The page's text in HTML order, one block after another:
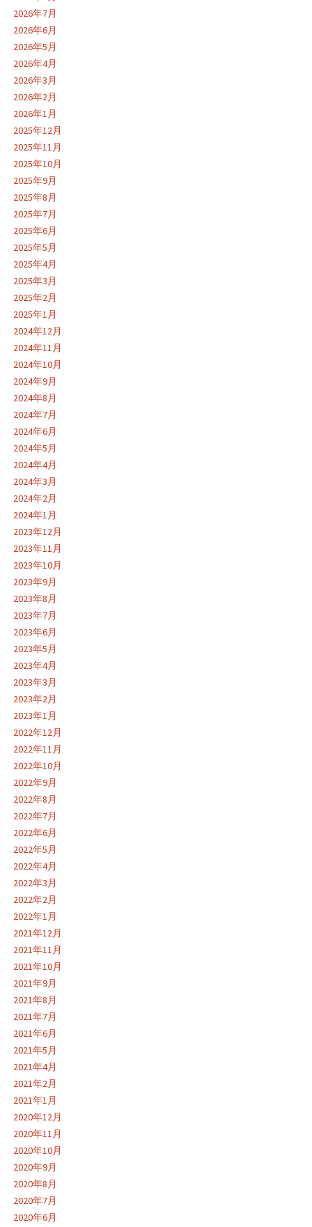
2026年7月
2026年6月
2026年5月
2026年4月
2026年3月
2026年2月
2026年1月
2025年12月
2025年11月
2025年10月
2025年9月
2025年8月
2025年7月
2025年6月
2025年5月
2025年4月
2025年3月
2025年2月
2025年1月
2024年12月
2024年11月
2024年10月
2024年9月
2024年8月
2024年7月
2024年6月
2024年5月
2024年4月
2024年3月
2024年2月
2024年1月
2023年12月
2023年11月
2023年10月
2023年9月
2023年8月
2023年7月
2023年6月
2023年5月
2023年4月
2023年3月
2023年2月
2023年1月
2022年12月
2022年11月
2022年10月
2022年9月
2022年8月
2022年7月
2022年6月
2022年5月
2022年4月
2022年3月
2022年2月
2022年1月
2021年12月
2021年11月
2021年10月
2021年9月
2021年8月
2021年7月
2021年6月
2021年5月
2021年4月
2021年2月
2021年1月
2020年12月
2020年11月
2020年10月
2020年9月
2020年8月
2020年7月
2020年6月